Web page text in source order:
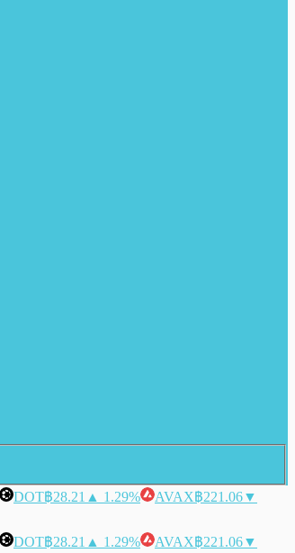
DOT฿28.21 ▲ 1.29% AVAX฿221.06▼
DOT฿28.21 ▲ 1.29% AVAX฿221.06▼